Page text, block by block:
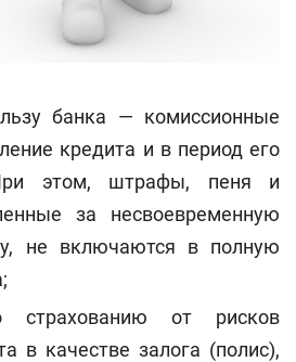
банка — комиссионные
кредита и в период его
При этом, штрафы, пеня и
за несвоевременную
не включаются в полную
страхованию от рисков
в качестве залога (полис),